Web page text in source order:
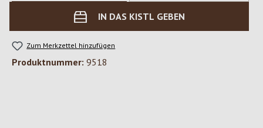
IN DAS KISTL GEBEN
Zum Merkzettel hinzufügen
Produktnummer: 9518